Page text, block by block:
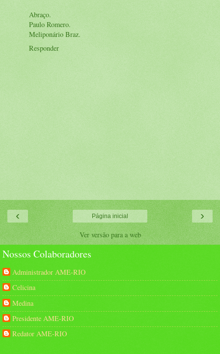
Abraço.
Paulo Romero.
Meliponário Braz.
Responder
‹ ›
Página inicial
Ver versão para a web
Nossos Colaboradores
Administrador AME-RIO
Celicina
Medina
Presidente AME-RIO
Redator AME-RIO